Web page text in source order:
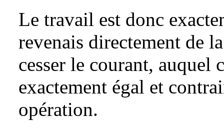
Le travail est donc
revenais directement de
cesser le courant,
exactement égal et
opération.